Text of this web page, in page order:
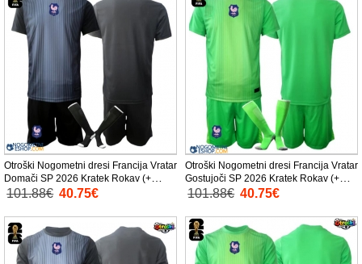
Otroški Nogometni dresi Francija Vratar
Domači SP 2026 Kratek Rokav (+
Kratke hlače)
101.88€ 40.75€
Otroški Nogometni dresi Francija Vratar
Gostujoči SP 2026 Kratek Rokav (+
Kratke hlače)
101.88€ 40.75€